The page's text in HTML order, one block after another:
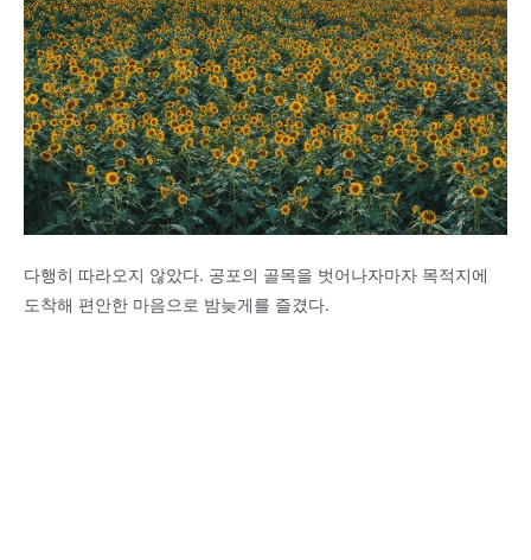
다행히 따라오지 않았다. 공포의 골목을 벗어나자마자 목적지에
도착해 편안한 마음으로 밤늦게를 즐겼다.